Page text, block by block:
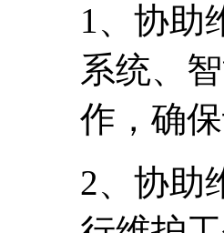
1、协助
系统、
作，确
2、协助